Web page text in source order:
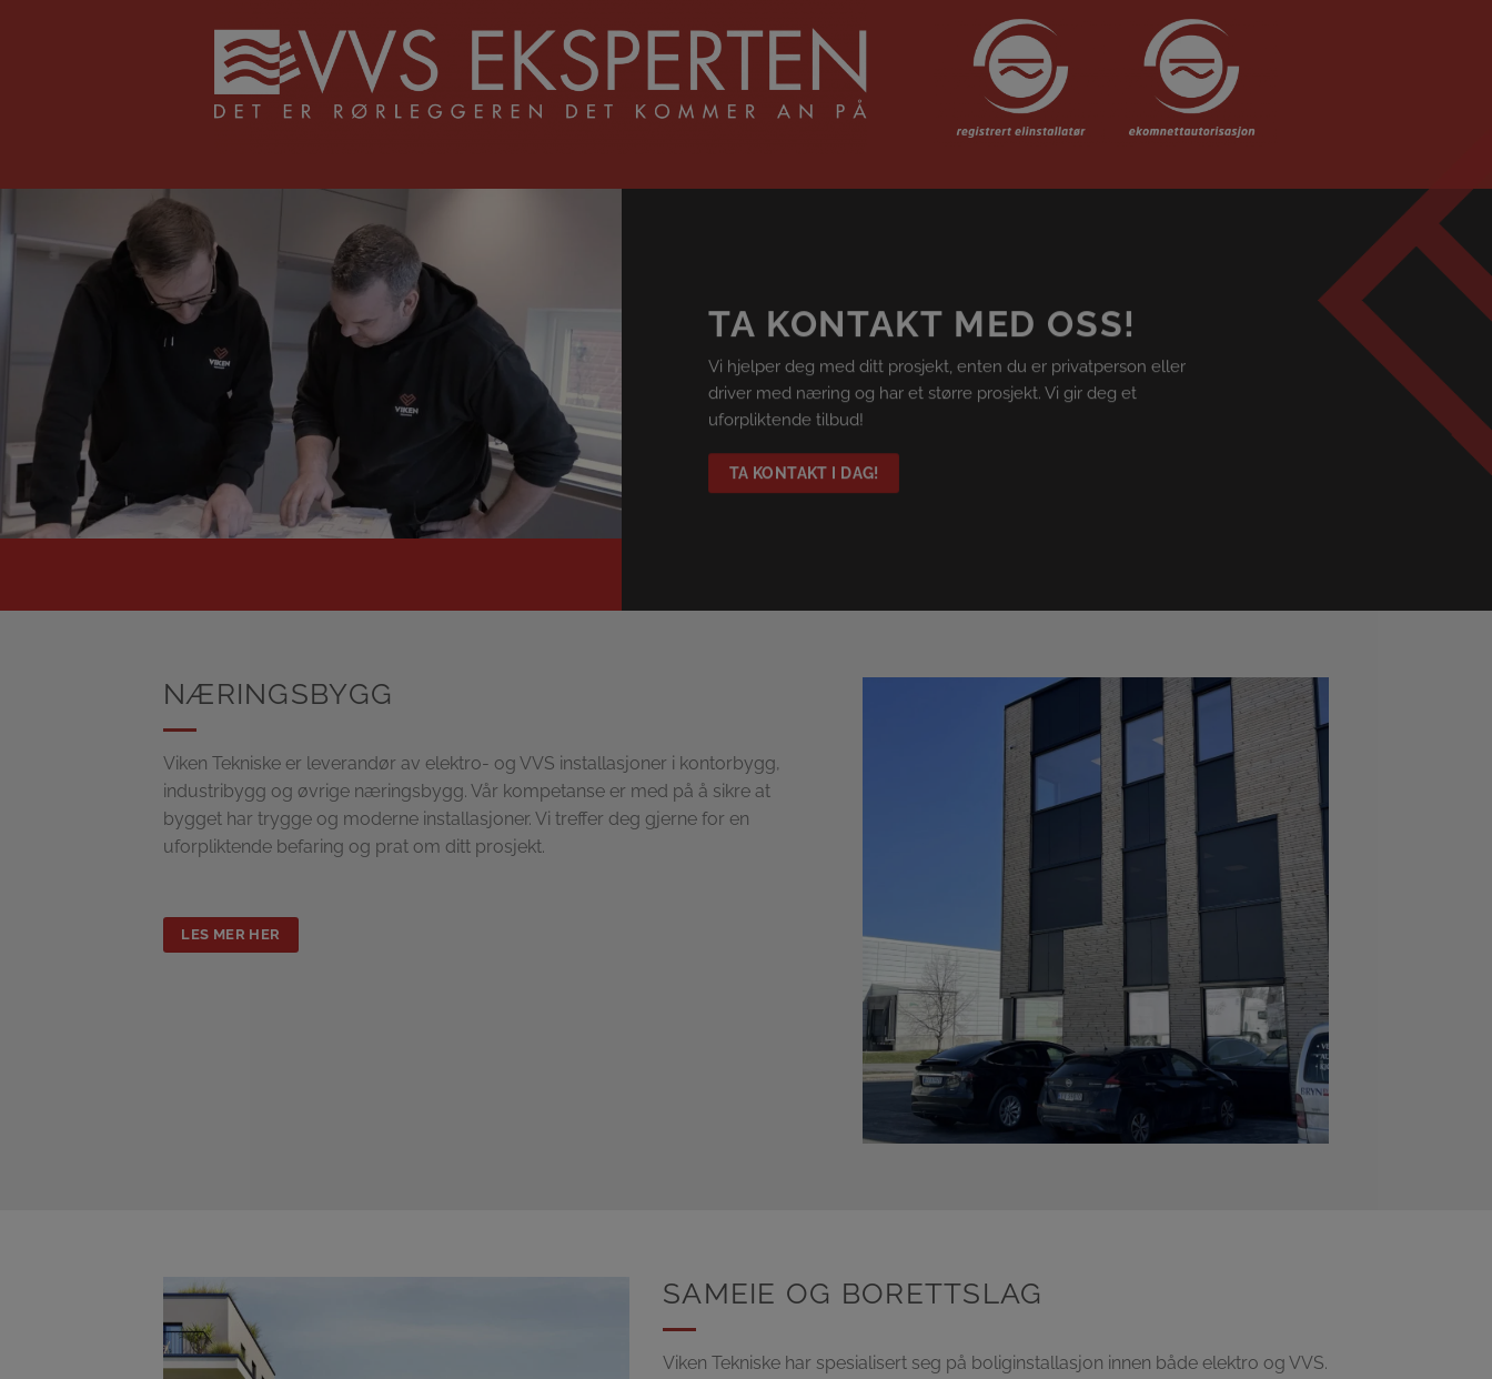
TA KONTAKT MED OSS!
Vi hjelper deg med ditt prosjekt, enten du er privatperson eller
driver med næring og har et større prosjekt. Vi gir deg et
uforpliktende tilbud!
TA KONTAKT I DAG!
NÆRINGSBYGG
Viken Tekniske er leverandør av elektro- og VVS installasjoner i kontorbygg,
industribygg og øvrige næringsbygg. Vår kompetanse er med på å sikre at
bygget har trygge og moderne installasjoner. Vi treffer deg gjerne for en
uforpliktende befaring og prat om ditt prosjekt.
LES MER HER
SAMEIE OG BORETTSLAG
Viken Tekniske har spesialisert seg på boliginstallasjon innen både elektro og VVS.